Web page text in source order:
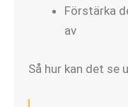
Förstärka
av
Så hur kan det se